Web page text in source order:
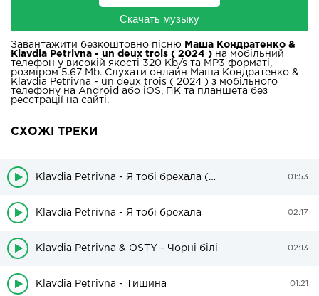
Скачать музыку
Завантажити безкоштовно пісню
Маша Кондратенко &
Klavdia Petrivna - un deux trois ( 2024 ) на мобільний
телефон у високій якості 320 Kb/s та MP3 форматі,
розміром 5.67 Mb. Слухати онлайн Маша Кондратенко &
Klavdia Petrivna - un deux trois ( 2024 ) з мобільного
телефону на Android або iOS, ПК та планшета без
реєстрації на сайті.
СХОЖІ ТРЕКИ
Klavdia Petrivna - Я тобі брехала (Amphiphil Remix) 01:53
Klavdia Petrivna - Я тобі брехала 02:17
Klavdia Petrivna & OSTY - Чорні білі 02:13
Klavdia Petrivna - Тишина 01:21